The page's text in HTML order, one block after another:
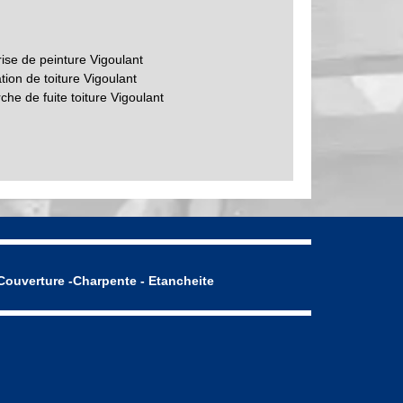
de peinture Vigoulant
de toiture Vigoulant
de fuite toiture Vigoulant
-Charpente - Etancheite